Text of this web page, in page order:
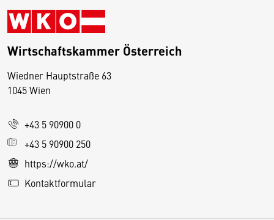
Wirtschaftskammer Österreich
Wiedner Hauptstraße 63
1045 Wien
+43 5 90900 0
+43 5 90900 250
https://wko.at/
Kontaktformular
D
s
e
S
e